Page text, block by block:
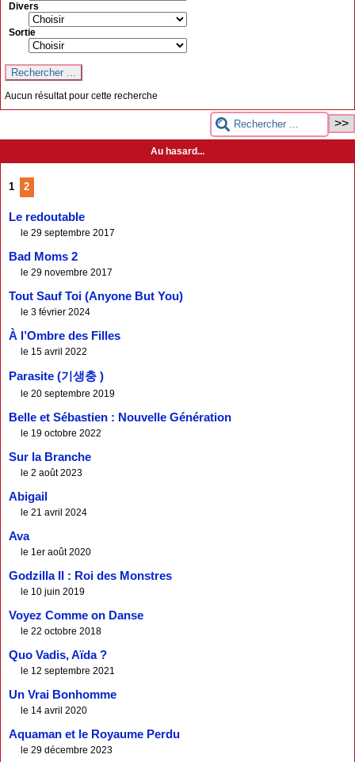
Divers
Sortie
Aucun résultat pour cette recherche
Au hasard...
1 2
Le redoutable
le 29 septembre 2017
Bad Moms 2
le 29 novembre 2017
Tout Sauf Toi (Anyone But You)
le 3 février 2024
À l’Ombre des Filles
le 15 avril 2022
Parasite (기생충 )
le 20 septembre 2019
Belle et Sébastien : Nouvelle Génération
le 19 octobre 2022
Sur la Branche
le 2 août 2023
Abigail
le 21 avril 2024
Ava
le 1er août 2020
Godzilla II : Roi des Monstres
le 10 juin 2019
Voyez Comme on Danse
le 22 octobre 2018
Quo Vadis, Aïda ?
le 12 septembre 2021
Un Vrai Bonhomme
le 14 avril 2020
Aquaman et le Royaume Perdu
le 29 décembre 2023